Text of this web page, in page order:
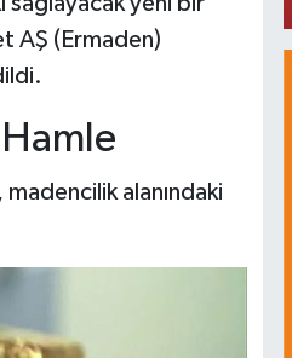
AŞ (Ermaden)
alanındaki